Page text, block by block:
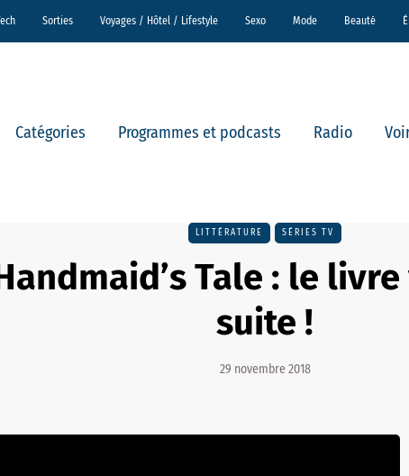
Sorties Voyages / Hôtel / Lifestyle Sexo Mode Beauté
Catégories Programmes et podcasts Radio
LITTÉRATURE SÉRIES TV
Tale : le
suite !
29 novembre 2018